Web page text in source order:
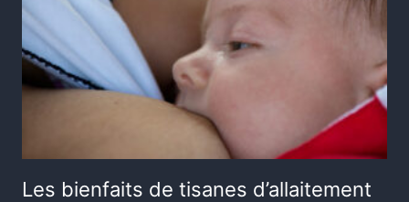
Les bienfaits de tisanes d’allaitement